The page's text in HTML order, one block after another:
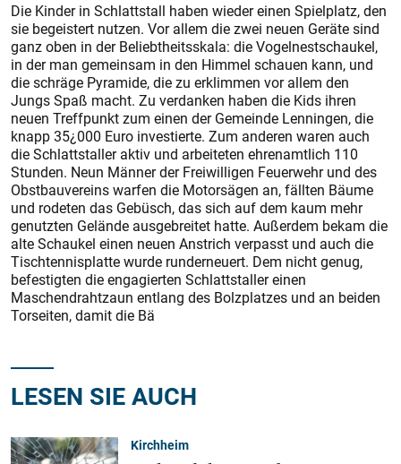
Die Kinder in Schlattstall haben wieder einen Spielplatz, den
sie begeistert nutzen. Vor allem die zwei neuen Geräte sind
ganz oben in der Beliebtheitsskala: die Vogelnestschaukel,
in der man gemeinsam in den Himmel schauen kann, und
die schräge Pyramide, die zu erklimmen vor allem den
Jungs Spaß macht. Zu verdanken haben die Kids ihren
neuen Treffpunkt zum einen der Gemeinde Lenningen, die
knapp 35¿000 Euro investierte. Zum anderen waren auch
die Schlattstaller aktiv und arbeiteten ehrenamtlich 110
Stunden. Neun Männer der Freiwilligen Feuerwehr und des
Obstbauvereins warfen die Motorsägen an, fällten Bäume
und rodeten das Gebüsch, das sich auf dem kaum mehr
genutzten Gelände ausgebreitet hatte. Außerdem bekam die
alte Schaukel einen neuen Anstrich verpasst und auch die
Tischtennisplatte wurde runderneuert. Dem nicht genug,
befestigten die engagierten Schlattstaller einen
Maschendrahtzaun entlang des Bolzplatzes und an beiden
Torseiten, damit die Bä
LESEN SIE AUCH
Kirchheim